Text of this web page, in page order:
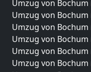
Umzug von Bochum
Umzug von Bochum
Umzug von
Umzug von
Umzug von Bochum
Umzug von